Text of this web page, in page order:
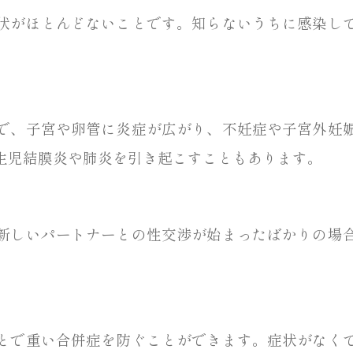
がほとんどないことです。知らないうちに感染し
、子宮や卵管に炎症が広がり、不妊症や子宮外妊
結膜炎や肺炎を引き起こすこともあります。
しいパートナーとの性交渉が始まったばかりの場
で重い合併症を防ぐことができます。症状がなく